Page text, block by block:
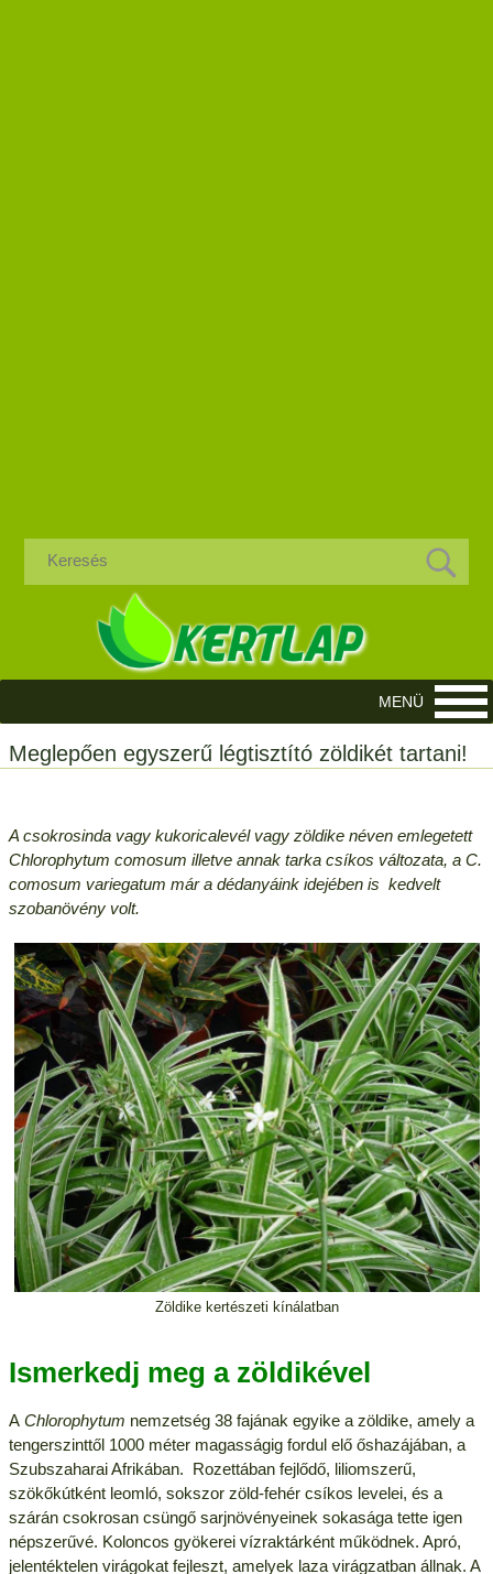
Meglepően egyszerű légtisztító zöldikét tartani!
A csokrosinda vagy kukoricalevél vagy zöldike néven emlegetett
Chlorophytum comosum illetve annak tarka csíkos változata, a C.
comosum variegatum már a dédanyáink idejében is kedvelt
szobanövény volt.
Zöldike kertészeti kínálatban
Ismerkedj meg a zöldikével
A Chlorophytum nemzetség 38 fajának egyike a zöldike, amely a
tengerszinttől 1000 méter magasságig fordul elő őshazájában, a
Szubszaharai Afrikában. Rozettában fejlődő, liliomszerű,
szökőkútként leomló, sokszor zöld-fehér csíkos levelei, és a
szárán csokrosan csüngő sarjnövényeinek sokasága tette igen
népszerűvé. Koloncos gyökerei vízraktárként működnek. Apró,
jelentéktelen virágokat fejleszt, amelyek laza virágzatban állnak. A